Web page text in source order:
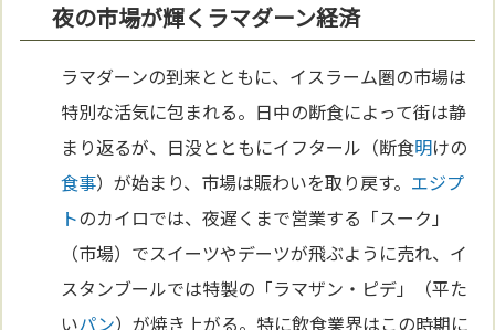
夜の市場が輝くラマダーン経済
ラマダーンの到来とともに、イスラーム圏の市場は
特別な活気に包まれる。日中の断食によって街は静
まり返るが、日没とともにイフタール（断食明けの
食事）が始まり、市場は賑わいを取り戻す。 エジプ
トのカイロでは、夜遅くまで営業する「スーク」
（市場）でスイーツやデーツが飛ぶように売れ、イ
スタンブールでは特製の「ラマザン・ピデ」（平た
いパン）が焼き上がる。特に飲食業界はこの時期に